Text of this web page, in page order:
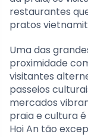
restaurantes
pratos
Uma das
proximidade
visitantes
passeios
mercados
praia e cultura
Hoi An tão